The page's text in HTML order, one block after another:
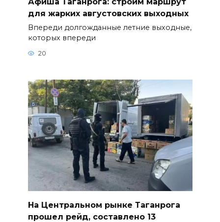
для жарких августовских выходных
Впереди долгожданные летние выходные,
которых впереди
20
На Центральном рынке Таганрога
прошел рейд, составлено 13